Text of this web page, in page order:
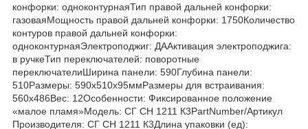
конфорки: одноконтурнаяТип правой дальней конфорки:
газоваяМощность правой дальней конфорки: 1750Количество
контуров правой дальней конфорки:
одноконтурнаяЭлектроподжиг: ДААктивация электроподжига:
в ручкеТип переключателей: поворотные
переключателиШирина панели: 590Глубина панели:
510Размеры: 590x510x95ммРазмеры для встраивания:
560x486Вес: 12Особенности: Фиксированное положение
«малое пламя»Модель: СГ СН 1211 К3PartNumber/Артикул
Производителя: СГ СН 1211 К3Длина упаковки (ед):